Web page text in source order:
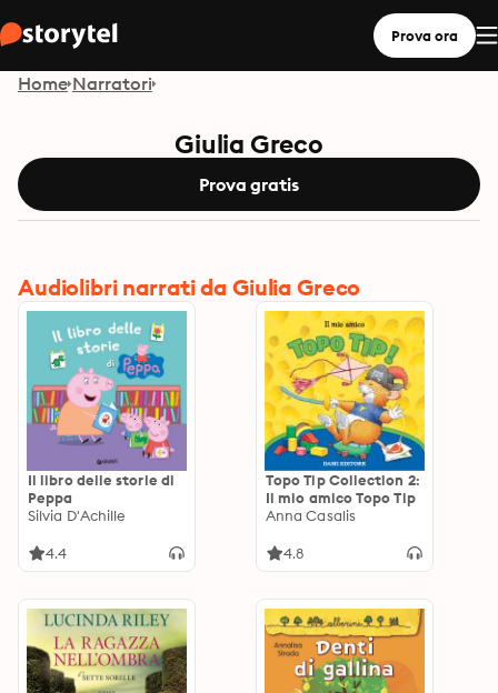
Prova ora
Home Narratori
Giulia Greco
Prova gratis
Audiolibri narrati da Giulia Greco
Il libro delle storie di
Peppa
Silvia D'Achille
4.4
Topo Tip Collection 2:
Il mio amico Topo Tip
Anna Casalis
4.8